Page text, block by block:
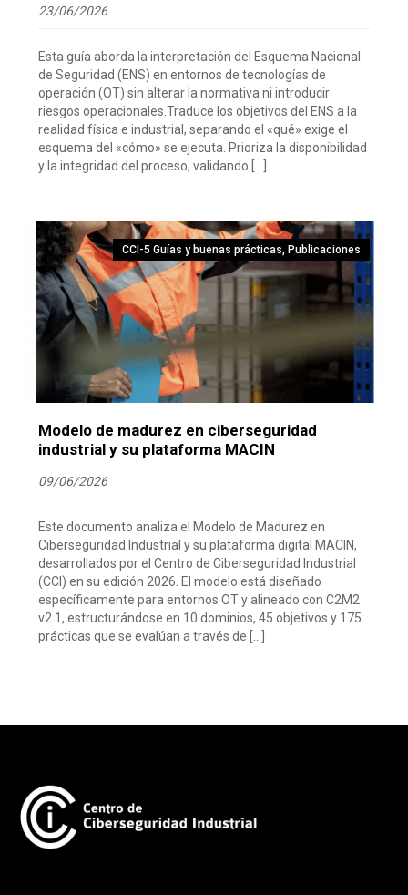
23/06/2026
Esta guía aborda la interpretación del Esquema Nacional
de Seguridad (ENS) en entornos de tecnologías de
operación (OT) sin alterar la normativa ni introducir
riesgos operacionales.Traduce los objetivos del ENS a la
realidad física e industrial, separando el «qué» exige el
esquema del «cómo» se ejecuta. Prioriza la disponibilidad
y la integridad del proceso, validando […]
CCI-5 Guías y buenas prácticas, Publicaciones
Modelo de madurez en ciberseguridad
industrial y su plataforma MACIN
09/06/2026
Este documento analiza el Modelo de Madurez en
Ciberseguridad Industrial y su plataforma digital MACIN,
desarrollados por el Centro de Ciberseguridad Industrial
(CCI) en su edición 2026. El modelo está diseñado
específicamente para entornos OT y alineado con C2M2
v2.1, estructurándose en 10 dominios, 45 objetivos y 175
prácticas que se evalúan a través de […]